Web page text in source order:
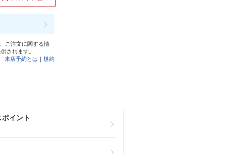
ご注文に関する情
されます。
来店予約とは ｜規約
イント